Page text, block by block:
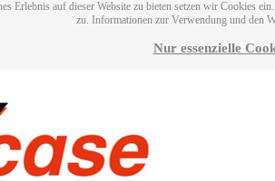
Erlebnis auf dieser Website zu bieten setzen wir Cookies
zu. Informationen zur Verwendung und den
Nur essenzielle